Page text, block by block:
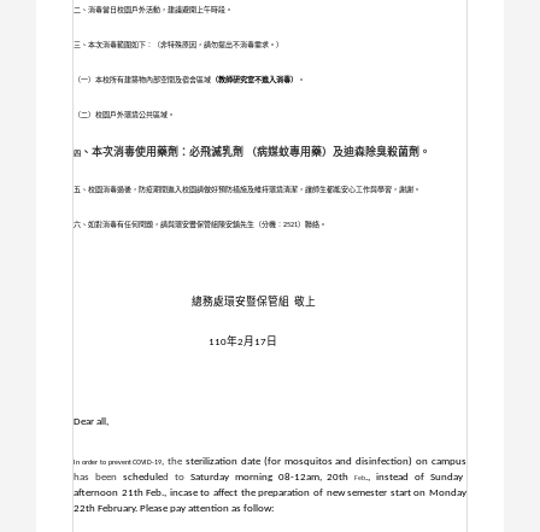
二、消毒當日校園戶外活動，建議避開上午時段。
三、本次消毒範圍如下：（非特殊原因，請勿提出不消毒需求。）
（一）本校所有建築物內部空間及宿舍區域 （教師研究室不進入消毒） 。
（二）校園戶外環境公共區域。
四 、本次消毒使用藥劑：必飛滅乳劑 （病媒蚊專用藥）及迪森除臭殺菌劑。
五、校園消毒過後，防疫期間進入校園請做好預防措施及維持環境清潔，讓師生都能安心 工作與學習，謝謝。
六、如對消毒有任何問題，請與環安暨保管組陳安鎮先生（分機： 2521）聯絡。
總務處環安暨保管組 敬上
110年2月 17 日
Dear all,
In order to prevent COVID-19, thesterilization date (for mosquitos and disinfection) on campus
has been scheduled to Saturday morning 08-12am, 20thFeb., instead of Sunday
afternoon 21th Feb., incase to affect the preparation of new semester start on Monday
22th February. Please pay attention as follow: